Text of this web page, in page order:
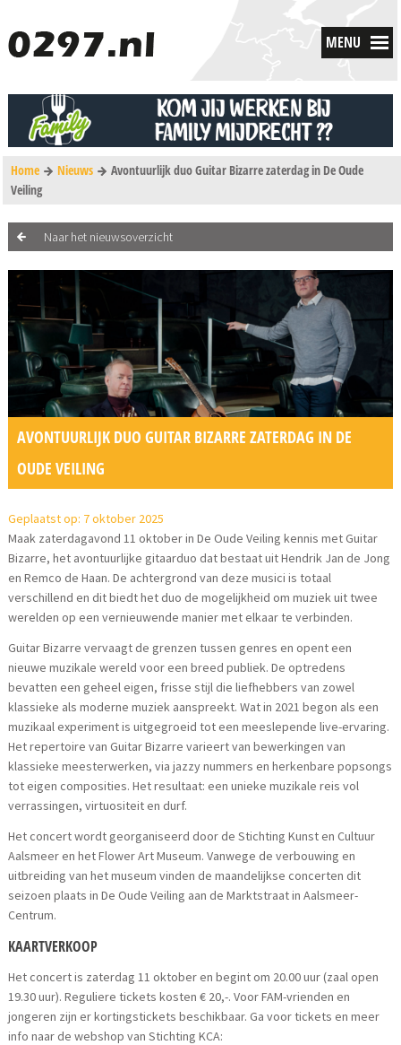
MENU
Home Nieuws
Avontuurlijk duo Guitar Bizarre zaterdag in De Oude
Veiling
Naar het nieuwsoverzicht
AVONTUURLIJK DUO GUITAR BIZARRE ZATERDAG IN DE
OUDE VEILING
Geplaatst op: 7 oktober 2025
Maak zaterdagavond 11 oktober in De Oude Veiling kennis met Guitar
Bizarre, het avontuurlijke gitaarduo dat bestaat uit Hendrik Jan de Jong
en Remco de Haan. De achtergrond van deze musici is totaal
verschillend en dit biedt het duo de mogelijkheid om muziek uit twee
werelden op een vernieuwende manier met elkaar te verbinden.
Guitar Bizarre vervaagt de grenzen tussen genres en opent een
nieuwe muzikale wereld voor een breed publiek. De optredens
bevatten een geheel eigen, frisse stijl die liefhebbers van zowel
klassieke als moderne muziek aanspreekt. Wat in 2021 begon als een
muzikaal experiment is uitgegroeid tot een meeslepende live-ervaring.
Het repertoire van Guitar Bizarre varieert van bewerkingen van
klassieke meesterwerken, via jazzy nummers en herkenbare popsongs
tot eigen composities. Het resultaat: een unieke muzikale reis vol
verrassingen, virtuositeit en durf.
Het concert wordt georganiseerd door de Stichting Kunst en Cultuur
Aalsmeer en het Flower Art Museum. Vanwege de verbouwing en
uitbreiding van het museum vinden de maandelijkse concerten dit
seizoen plaats in De Oude Veiling aan de Marktstraat in Aalsmeer-
Centrum.
KAARTVERKOOP
Het concert is zaterdag 11 oktober en begint om 20.00 uur (zaal open
19.30 uur). Reguliere tickets kosten € 20,-. Voor FAM-vrienden en
jongeren zijn er kortingstickets beschikbaar. Ga voor tickets en meer
info naar de webshop van Stichting KCA: